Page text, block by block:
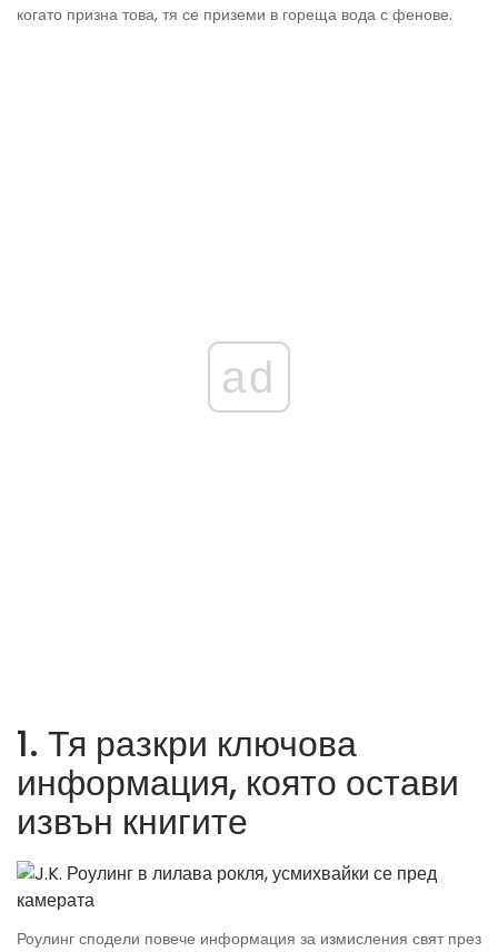
когато призна това, тя се приземи в гореща вода с фенове.
ad
1. Тя разкри ключова
информация, която остави
извън книгите
Роулинг сподели повече информация за измисления свят през